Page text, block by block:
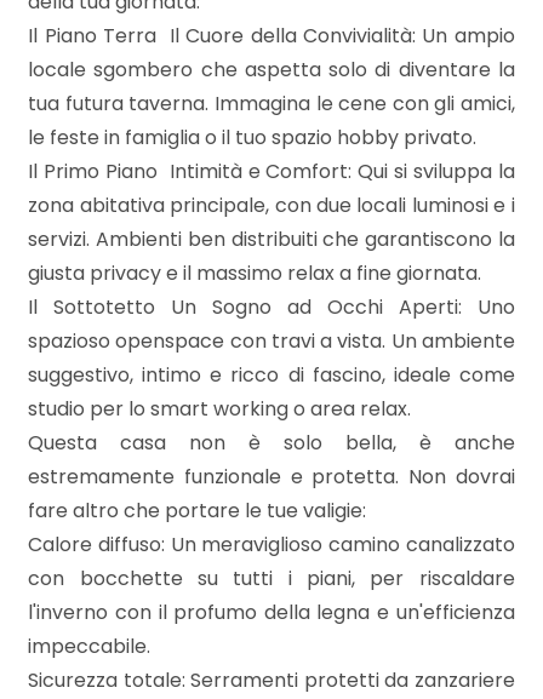
Il Piano Terra  Il Cuore della Convivialità: Un ampio
locale sgombero che aspetta solo di diventare la
tua futura taverna. Immagina le cene con gli amici,
le feste in famiglia o il tuo spazio hobby privato.
Il Primo Piano  Intimità e Comfort: Qui si sviluppa la
zona abitativa principale, con due locali luminosi e i
servizi. Ambienti ben distribuiti che garantiscono la
giusta privacy e il massimo relax a fine giornata.
Il Sottotetto Un Sogno ad Occhi Aperti: Uno
spazioso openspace con travi a vista. Un ambiente
suggestivo, intimo e ricco di fascino, ideale come
studio per lo smart working o area relax.
Questa casa non è solo bella, è anche
estremamente funzionale e protetta. Non dovrai
fare altro che portare le tue valigie:
Calore diffuso: Un meraviglioso camino canalizzato
con bocchette su tutti i piani, per riscaldare
l'inverno con il profumo della legna e un'efficienza
impeccabile.
Sicurezza totale: Serramenti protetti da zanzariere
2
3
4
5
5+
Bagni
minimi
1